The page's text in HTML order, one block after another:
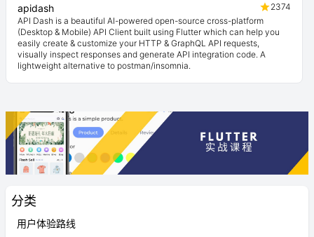
分类
用户体验路线
apidash
2374
API Dash is a beautiful AI-powered open-source cross-platform
(Desktop & Mobile) API Client built using Flutter which can help you
easily create & customize your HTTP & GraphQL API requests,
visually inspect responses and generate API integration code. A
lightweight alternative to postman/insomnia.